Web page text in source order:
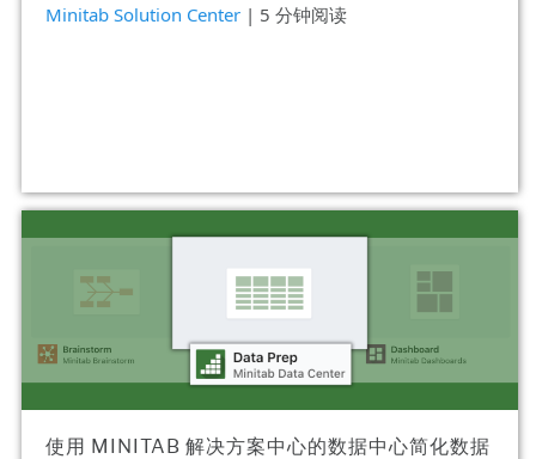
Minitab Solution Center | 5 分钟阅读
使用 MINITAB 解决方案中心的数据中心简化数据